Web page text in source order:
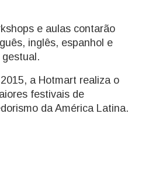
e aulas contarão
inglês, espanhol e
a Hotmart realiza o
festivais de
da América Latina.